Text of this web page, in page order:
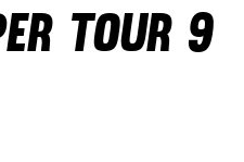
Tour 9